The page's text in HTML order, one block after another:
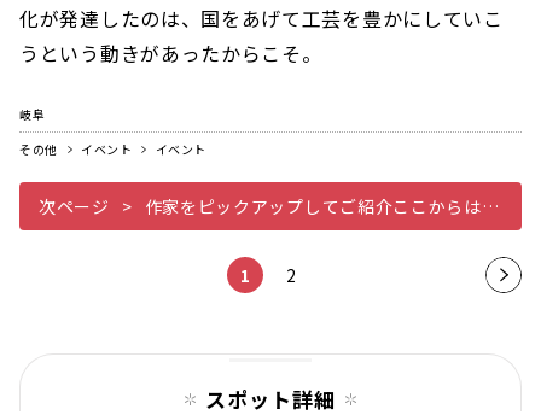
化が発達したのは、国をあげて工芸を豊かにしていこ
うという動きがあったからこそ。
岐阜
その他
イベント イベント
次ページ 作家をピックアップしてご紹介ここからは何名か作家をピックアップしてご紹介します
1 2
次の
スポット詳細